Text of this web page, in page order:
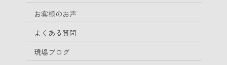
お客様のお声
よくある質問
現場ブログ